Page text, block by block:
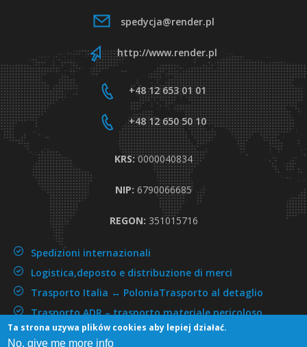
spedycja@render.pl
http://www.render.pl
+48 12 653 01 01
+48 12 650 50 10
KRS:0000040834
NIP: 6790066685
REGON: 351015716
Spedizioni internazionali
Logistica,deposto e distribuzione di merci
Trasporto Italia ↔ PoloniaTrasporto al detaglio
Trasporto ADR –trasporto materiale pericoloso
Ta strona uzywa plików cookies aby lepiej działać.
No, give me more info